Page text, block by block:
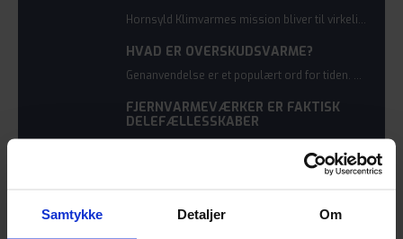
Samtykke Detaljer Om
Hornsyld Klimvarmes mission bliver til virkelighed. Et grønt stempel fra kommunen, overvældende tilslutning og en enig bestyrelse betyder, at det første spadestik bliver sat i jorden inden sommerferien.
HVAD ER OVERSKUDSVARME?
Genanvendelse er et populært ord for tiden. Og det er også princippet med overskudsvarme, som bliver et omdrejningspunkt hos Hornsyld Klimavarme.
FJERNVARMEVÆRKER ER FAKTISK
DELEFÆLLESSKABER